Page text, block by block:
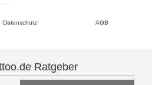
Datenschutz AGB
Ratgeber